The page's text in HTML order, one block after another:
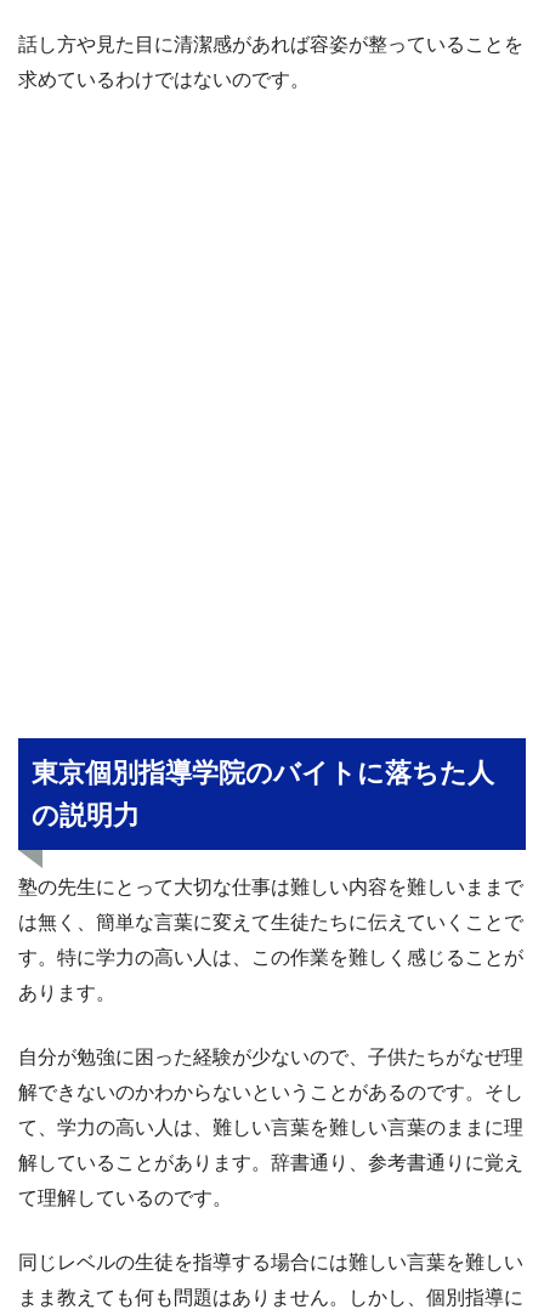
話し方や見た目に清潔感があれば容姿が整っていることを
求めているわけではないのです。
東京個別指導学院のバイトに落ちた人
の説明力
塾の先生にとって大切な仕事は難しい内容を難しいままで
は無く、簡単な言葉に変えて生徒たちに伝えていくことで
す。特に学力の高い人は、この作業を難しく感じることが
あります。
自分が勉強に困った経験が少ないので、子供たちがなぜ理
解できないのかわからないということがあるのです。そし
て、学力の高い人は、難しい言葉を難しい言葉のままに理
解していることがあります。辞書通り、参考書通りに覚え
て理解しているのです。
同じレベルの生徒を指導する場合には難しい言葉を難しい
まま教えても何も問題はありません。しかし、個別指導に